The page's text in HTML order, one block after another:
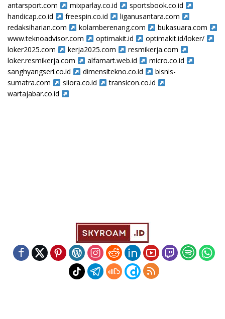
antarsport.com
mixparlay.co.id
sportsbook.co.id
handicap.co.id
freespin.co.id
liganusantara.com
redaksiharian.com
kolamberenang.com
bukasuara.com
www.teknoadvisor.com
optimakit.id
optimakit.id/loker/
loker2025.com
kerja2025.com
resmikerja.com
loker.resmikerja.com
alfamart.web.id
micro.co.id
sanghyangseri.co.id
dimensitekno.co.id
bisnis-
sumatra.com
siiora.co.id
transicon.co.id
wartajabar.co.id